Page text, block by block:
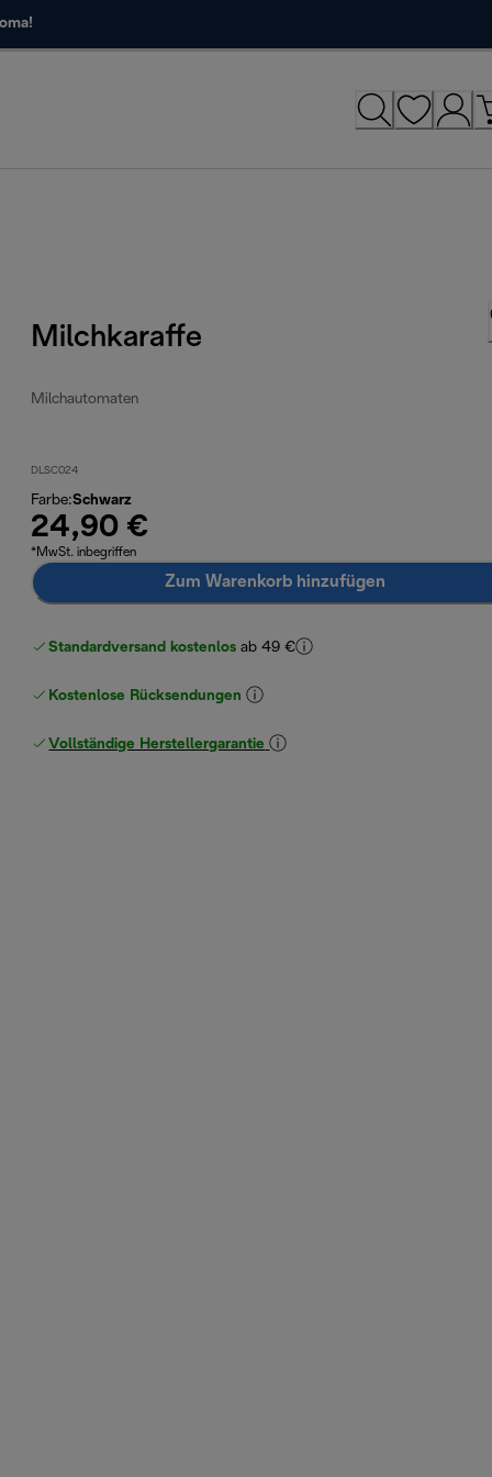
Milchkaraffe
Milchautomaten
DLSC024
Farbe:Schwarz
24,90 €
*MwSt. inbegriffen
Zum Warenkorb hinzufügen
Standardversand kostenlos ab 49 €
Kostenlose Rücksendungen
Vollständige Herstellergarantie